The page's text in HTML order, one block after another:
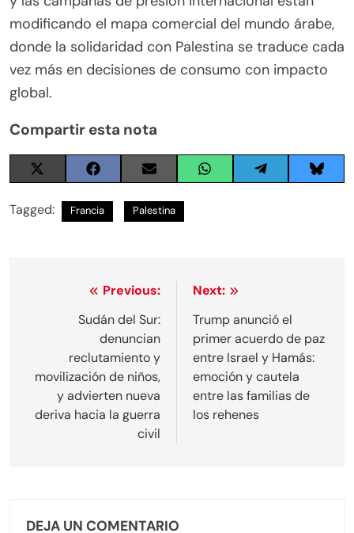
modificando el mapa comercial del mundo árabe,
donde la solidaridad con Palestina se traduce cada
vez más en decisiones de consumo con impacto
global.
Compartir esta nota
Share
on
X
(Twitter)
Share
on
Facebook
Share
on
Email
Share
on
Share
on
Share
on
Tagged: Francia Palestina
Navegación
entradas
Previous:
Sudán del Sur:
denuncian
reclutamiento y
movilización de niños,
y advierten nueva
deriva hacia la guerra
civil
Next:
Trump anunció el
primer acuerdo de paz
entre Israel y Hamás:
emoción y cautela
entre las familias de
los rehenes
DEJA UN COMENTARIO